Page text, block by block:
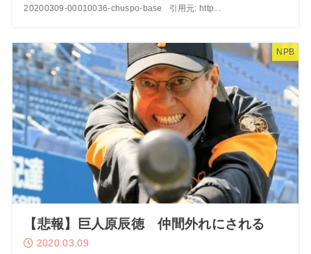
20200309-00010036-chuspo-base 引用元: http...
NPB
【悲報】巨人原辰徳 仲間外れにされる
2020.03.09